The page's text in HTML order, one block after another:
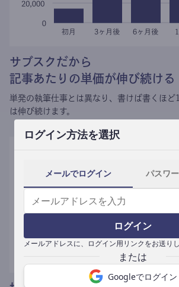
ログイン方法を選択
メールでログイン パスワ
ログイン
メールアドレスに、ログイン用リンクをお送りし
Googleでログイン
サブスクだから
記事あたりの単価が伸び続ける
単発の執筆仕事とは異なり、 書けば書くほど
は伸び続けます。